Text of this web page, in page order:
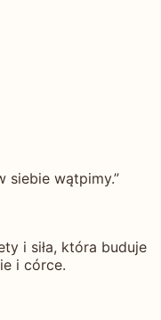
siebie wątpimy.”
i siła, która buduje
i córce.